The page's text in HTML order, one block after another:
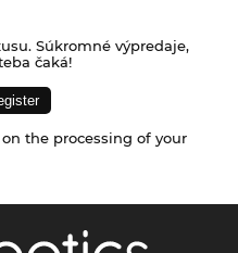
Súkromné výpredaje,
čaká!
the processing of your